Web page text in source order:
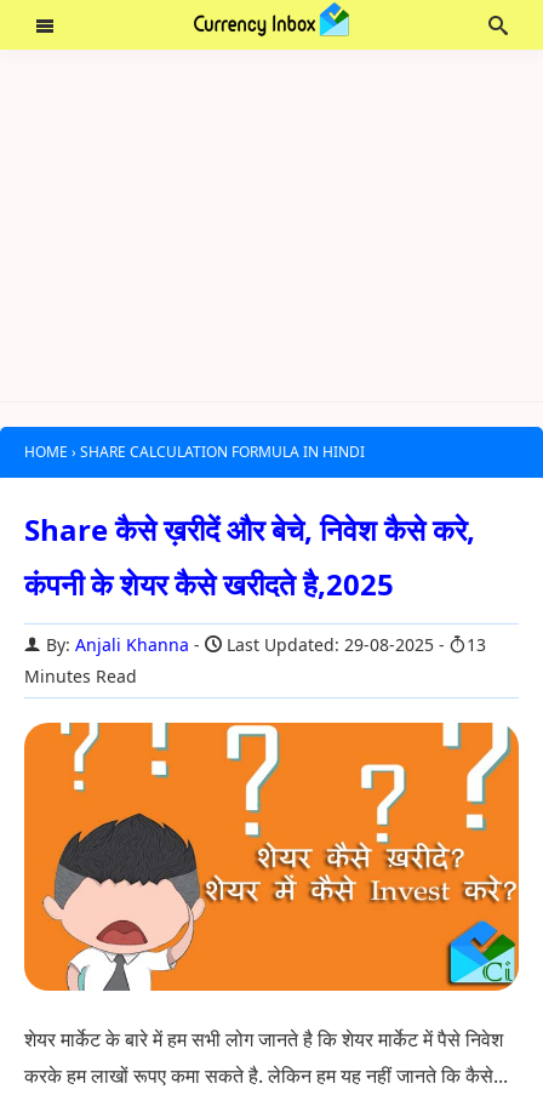
HOME › SHARE CALCULATION FORMULA IN HINDI
Share कैसे ख़रीदें और बेचे, निवेश कैसे करे,
कंपनी के शेयर कैसे खरीदते है,2025
By: Anjali Khanna Last Updated: 29-08-2025
13
Minutes Read
शेयर मार्केट के बारे में हम सभी लोग जानते है कि शेयर मार्केट में पैसे निवेश
करके हम लाखों रूपए कमा सकते है. लेकिन हम यह नहीं जानते कि कैसे...